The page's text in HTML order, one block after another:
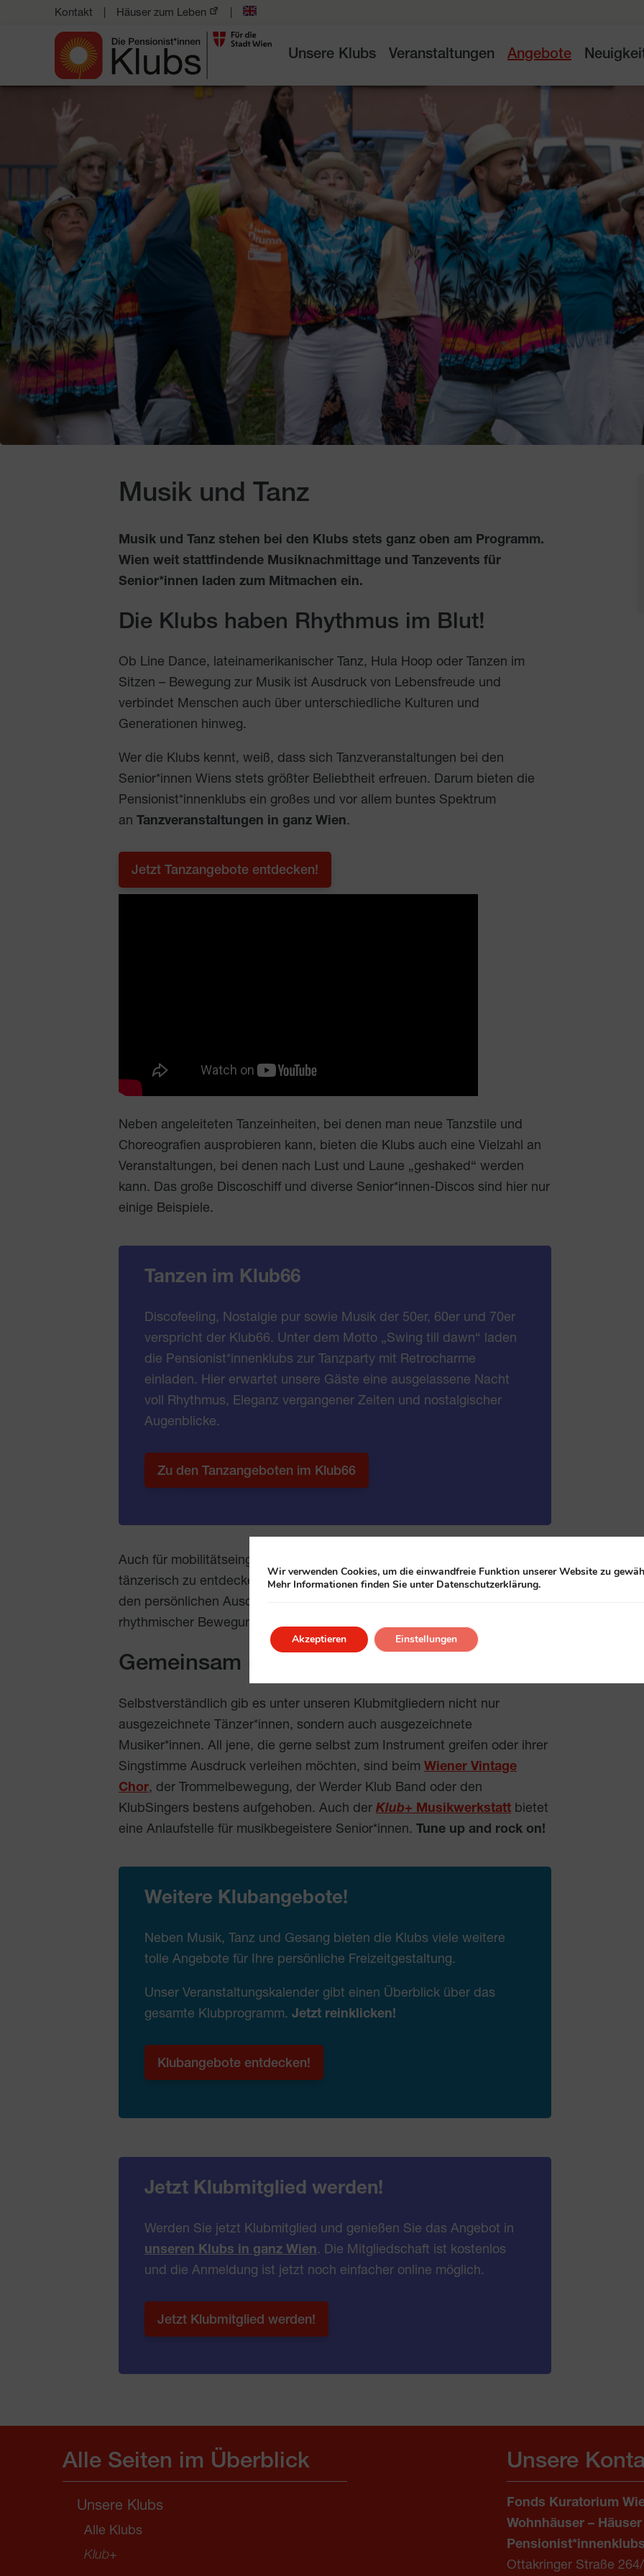
Kontakt Häuser zum Leben
Unsere Klubs Veranstaltungen Angebote
Musik und Tanz
Musik und Tanz stehen bei den Klubs stets ganz oben am Programm.
Wien weit stattfindende Musiknachmittage und Tanzevents für
Senior*innen laden zum Mitmachen ein.
Die Klubs haben Rhythmus im Blut!
Ob Line Dance, lateinamerikanischer Tanz, Hula Hoop oder Tanzen im
Sitzen – Bewegung zur Musik ist Ausdruck von Lebensfreude und
verbindet Menschen auch über unterschiedliche Kulturen und
Generationen hinweg.
Wer die Klubs kennt, weiß, dass sich Tanzveranstaltungen bei den
Senior*innen Wiens stets größter Beliebtheit erfreuen. Darum bieten die
Pensionist*innenklubs ein großes und vor allem buntes Spektrum
an Tanzveranstaltungen in ganz Wien.
Jetzt Tanzangebote entdecken!
Neben angeleiteten Tanzeinheiten, bei denen man neue Tanzstile und
Choreografien ausprobieren kann, bieten die Klubs auch eine Vielzahl an
Veranstaltungen, bei denen nach Lust und Laune „geshaked“ werden
kann. Das große Discoschiff und diverse Senior*innen-Discos sind hier nur
einige Beispiele.
Tanzen im Klub66
Discofeeling, Nostalgie pur sowie Musik der 50er, 60er und 70er
verspricht der Klub66. Unter dem Motto „Swing till dawn“ laden
die Pensionist*innenklubs zur Tanzparty mit Retrocharme
einladen. Hier erwartet unsere Gäste eine ausgelassene Nacht
voll Rhythmus, Eleganz vergangener Zeiten und nostalgischer
Augenblicke.
Zu den Tanzangeboten im Klub66
Auch für mobilitätseingeschränkte Personen gib es die Möglichkeit sich
tänzerisch zu entdecken. Bei zahlreichen Sitztanzgruppen geht es um
den persönlichen Ausdruck zur Musik und um die Freude an gemeinsamer
rhythmischer Bewegung.
Tanzen Sie mit!
Gemeinsam musizieren
Selbstverständlich gib es unter unseren Klubmitgliedern nicht nur
ausgezeichnete Tänzer*innen, sondern auch ausgezeichnete
Musiker*innen. All jene, die gerne selbst zum Instrument greifen oder ihrer
Singstimme Ausdruck verleihen möchten, sind beim Wiener Vintage
Chor, der Trommelbewegung, der Werder Klub Band oder den
KlubSingers bestens aufgehoben. Auch der Klub+ Musikwerkstatt bietet
eine Anlaufstelle für musikbegeistere Senior*innen. Tune up and rock on!
Weitere Klubangebote!
Neben Musik, Tanz und Gesang bieten die Klubs viele weitere
tolle Angebote für Ihre persönliche Freizeitgestaltung.
Unser Veranstaltungskalender gibt einen Überblick über das
gesamte Klubprogramm. Jetzt reinklicken!
Klubangebote entdecken!
Jetzt Klubmitglied werden!
Werden Sie jetzt Klubmitglied und genießen Sie das Angebot in
unseren Klubs in ganz Wien. Die Mitgliedschaft ist kostenlos
und die Anmeldung ist jetzt noch einfacher online möglich.
Jetzt Klubmitglied werden!
Alle Seiten im Überblick
Unsere Klubs
Alle Klubs
Klub+
Unsere
Fonds Kuratorium
Wohnhäuser –
Pensionist*innenklubs
Ottakringer Straße
Wir verwenden Cookies, um die einwandfreie Funktion unserer Website zu
Mehr Informationen finden Sie unter Datenschutzerklärung.
Akzeptieren Einstellungen